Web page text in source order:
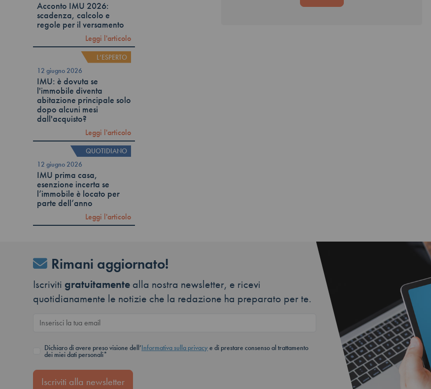
Acconto IMU 2026:
scadenza, calcolo e
regole per il versamento
Leggi l'articolo
L’ESPERTO
12 giugno 2026
IMU: è dovuta se
l'immobile diventa
abitazione principale solo
dopo alcuni mesi
dall'acquisto?
Leggi l'articolo
QUOTIDIANO
12 giugno 2026
IMU prima casa,
esenzione incerta se
l’immobile è locato per
parte dell’anno
Leggi l'articolo
Rimani aggiornato!
Iscriviti gratuitamente alla nostra newsletter, e ricevi
quotidianamente le notizie che la redazione ha preparato per te.
Dichiaro di avere preso visione dell’Informativa sulla privacye di prestare consenso al trattamento
dei miei dati personali*
Iscriviti alla newsletter